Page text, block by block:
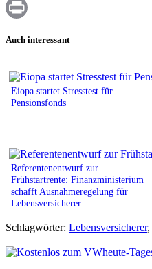
WhatsApp
Auch interessant
Eiopa startet Stresstest für
Pensionsfonds
Referentenentwurf zur
Frühstartrente: Finanzministerium
schafft Ausnahmeregelung für
Lebensversicherer
Schlagwörter: Lebensversicherer,